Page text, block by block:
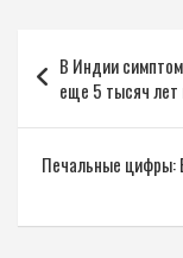
по
записям
В Индии
еще 5 тысяч
Печальные цифры: